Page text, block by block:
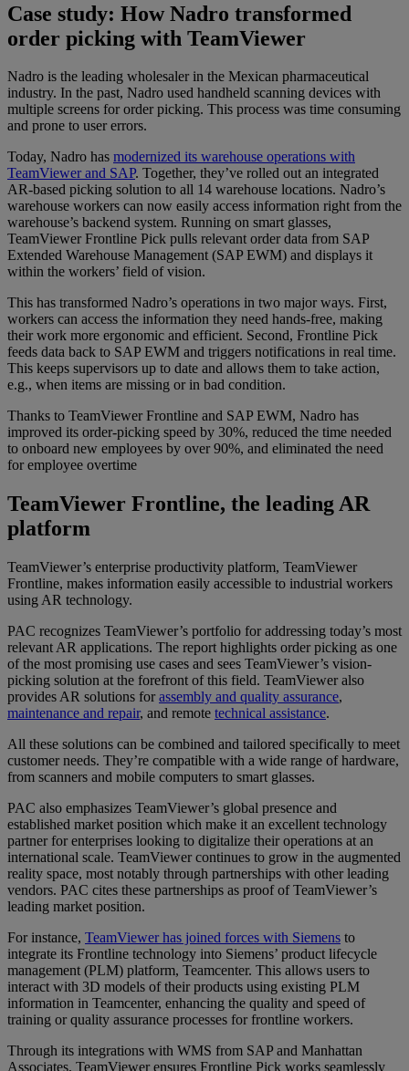
Case study: How Nadro transformed
order picking with TeamViewer
Nadro is the leading wholesaler in the Mexican pharmaceutical
industry. In the past, Nadro used handheld scanning devices with
multiple screens for order picking. This process was time consuming
and prone to user errors.
Today, Nadro has modernized its warehouse operations with
TeamViewer and SAP. Together, they’ve rolled out an integrated
AR-based picking solution to all 14 warehouse locations. Nadro’s
warehouse workers can now easily access information right from the
warehouse’s backend system. Running on smart glasses,
TeamViewer Frontline Pick pulls relevant order data from SAP
Extended Warehouse Management (SAP EWM) and displays it
within the workers’ field of vision.
This has transformed Nadro’s operations in two major ways. First,
workers can access the information they need hands-free, making
their work more ergonomic and efficient. Second, Frontline Pick
feeds data back to SAP EWM and triggers notifications in real time.
This keeps supervisors up to date and allows them to take action,
e.g., when items are missing or in bad condition.
Thanks to TeamViewer Frontline and SAP EWM, Nadro has
improved its order-picking speed by 30%, reduced the time needed
to onboard new employees by over 90%, and eliminated the need
for employee overtime
TeamViewer Frontline, the leading AR
platform
TeamViewer’s enterprise productivity platform, TeamViewer
Frontline, makes information easily accessible to industrial workers
using AR technology.
PAC recognizes TeamViewer’s portfolio for addressing today’s most
relevant AR applications. The report highlights order picking as one
of the most promising use cases and sees TeamViewer’s vision-
picking solution at the forefront of this field. TeamViewer also
provides AR solutions forassembly and quality assurance,
maintenance and repair, and remote technical assistance.
All these solutions can be combined and tailored specifically to meet
customer needs. They’re compatible with a wide range of hardware,
from scanners and mobile computers to smart glasses.
PAC also emphasizes TeamViewer’s global presence and
established market position which make it an excellent technology
partner for enterprises looking to digitalize their operations at an
international scale. TeamViewer continues to grow in the augmented
reality space, most notably through partnerships with other leading
vendors. PAC cites these partnerships as proof of TeamViewer’s
leading market position.
For instance, TeamViewer has joined forces with Siemens to
integrate its Frontline technology into Siemens’ product lifecycle
management (PLM) platform, Teamcenter. This allows users to
interact with 3D models of their products using existing PLM
information in Teamcenter, enhancing the quality and speed of
training or quality assurance processes for frontline workers.
Through its integrations with WMS from SAP and Manhattan
Associates, TeamViewer ensures Frontline Pick works seamlessly